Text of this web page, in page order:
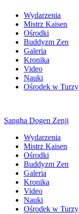
Wydarzenia
Mistrz Kaisen
Ośrodki
Buddyzm Zen
Galeria
Kronika
Video
Nauki
Ośrodek w Turzy
Sangha Dogen Zenji
Wydarzenia
Mistrz Kaisen
Ośrodki
Buddyzm Zen
Galeria
Kronika
Video
Nauki
Ośrodek w Turzy